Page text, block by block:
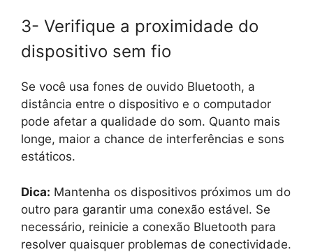
3- Verifique a proximidade do
dispositivo sem fio
Se você usa fones de ouvido Bluetooth, a
distância entre o dispositivo e o computador
pode afetar a qualidade do som. Quanto mais
longe, maior a chance de interferências e sons
estáticos.
Dica: Mantenha os dispositivos próximos um do
outro para garantir uma conexão estável. Se
necessário, reinicie a conexão Bluetooth para
resolver quaisquer problemas de conectividade.